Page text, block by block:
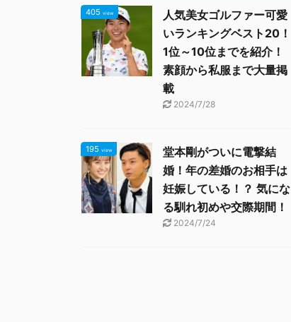
405 view
人気美女ゴルファー可愛
いランキングベスト20！
1位～10位までを紹介！
素顔から私服まで大量掲
載
2024/7/28
195 view
堂本剛がついに電撃結
婚！年の差婚のお相手は
妊娠している！？ 気にな
る馴れ初めや交際期間！
2024/7/24